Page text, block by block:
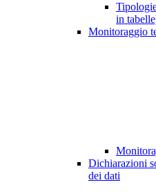
in
Monitoraggio
Dichiarazioni
dei dati